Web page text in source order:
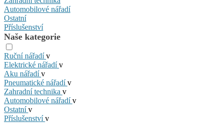
Automobilové nářadí
Ostatní
Příslušenství
Naše kategorie
Ruční nářadív
Elektrické nářadív
Aku nářadív
Pneumatické nářadív
Zahradní technika v
Automobilové nářadív
Ostatnív
Příslušenstvív